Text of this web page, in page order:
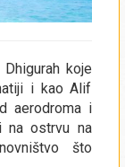
koje
i kao Alif
aerodroma i
na ostrvu na
što